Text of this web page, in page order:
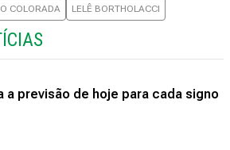
COLORADA LELÊ BORTHOLACCI
a previsão de hoje para cada signo